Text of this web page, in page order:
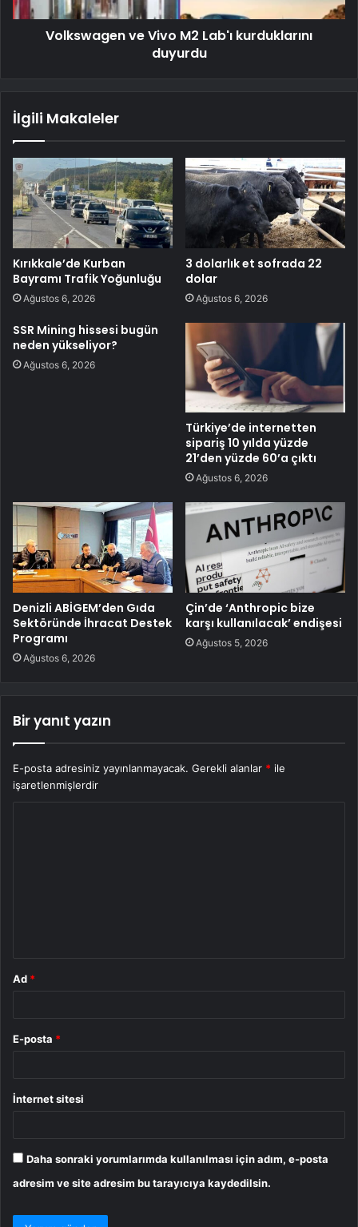
Volkswagen ve Vivo M2 Lab'ı kurduklarını
duyurdu
İlgili Makaleler
Kırıkkale’de Kurban
Bayramı Trafik Yoğunluğu
Ağustos 6, 2026
3 dolarlık et sofrada 22
dolar
Ağustos 6, 2026
SSR Mining hissesi bugün
neden yükseliyor?
Ağustos 6, 2026
Türkiye’de internetten
sipariş 10 yılda yüzde
21’den yüzde 60’a çıktı
Ağustos 6, 2026
Denizli ABİGEM’den Gıda
Sektöründe İhracat Destek
Programı
Ağustos 6, 2026
Çin’de ‘Anthropic bize
karşı kullanılacak’ endişesi
Ağustos 5, 2026
Bir yanıt yazın
E-posta adresiniz yayınlanmayacak. Gerekli alanlar * ile
işaretlenmişlerdir
Ad *
E-posta *
İnternet sitesi
Daha sonraki yorumlarımda kullanılması için adım, e-posta
adresim ve site adresim bu tarayıcıya kaydedilsin.